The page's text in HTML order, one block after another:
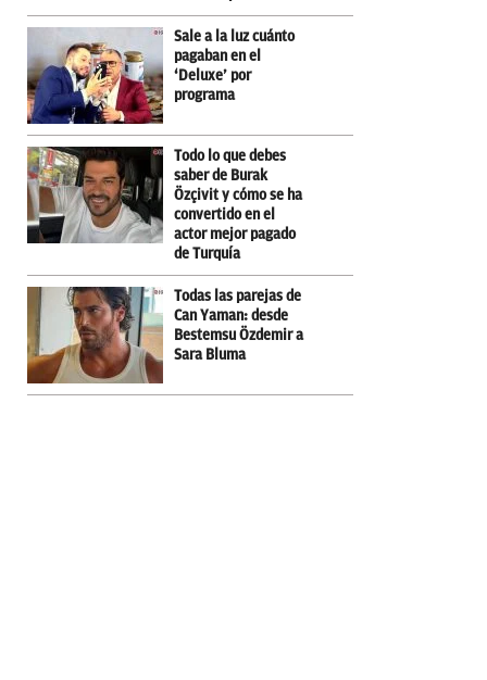
Sale a la luz cuánto
pagaban en el
‘Deluxe’ por
programa
Todo lo que debes
saber de Burak
Özçivit y cómo se ha
convertido en el
actor mejor pagado
de Turquía
Todas las parejas de
Can Yaman: desde
Bestemsu Özdemir a
Sara Bluma